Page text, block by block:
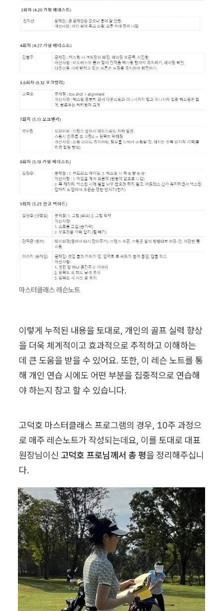
마스터클래스 레슨노트
이렇게 누적된 내용을 토대로, 개인의 골프 실력 향상
을 더욱 체계적이고 효과적으로 추적하고 이해하는
데 큰 도움을 받을 수 있어요. 또한, 이 레슨 노트를 통
해 개인 연습 시에도 어떤 부분을 집중적으로 연습해
야 하는지 참고 할 수 있습니다.
고덕호 마스터클래스 프로그램의 경우, 10주 과정으
로 매주 레슨노트가 작성되는데요, 이를 토대로 대표
원장님이신 고덕호 프로님께서 총 평을 정리해주십니
다.